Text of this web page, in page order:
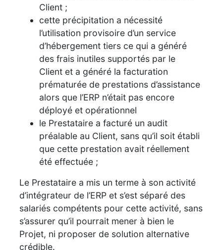
Client ;
cette précipitation a nécessité
l’utilisation provisoire d’un service
d’hébergement tiers ce qui a généré
des frais inutiles supportés par le
Client et a généré la facturation
prématurée de prestations d’assistance
alors que l’ERP n’était pas encore
déployé et opérationnel
le Prestataire a facturé un audit
préalable au Client, sans qu’il soit établi
que cette prestation avait réellement
été effectuée ;
Le Prestataire a mis un terme à son activité
d’intégrateur de l’ERP et s’est séparé des
salariés compétents pour cette activité, sans
s’assurer qu’il pourrait mener à bien le
Projet, ni proposer de solution alternative
crédible.